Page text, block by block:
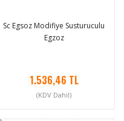
Sc Egsoz Modifiye Susturuculu
Egzoz
1.536,46 TL
(KDV Dahil)